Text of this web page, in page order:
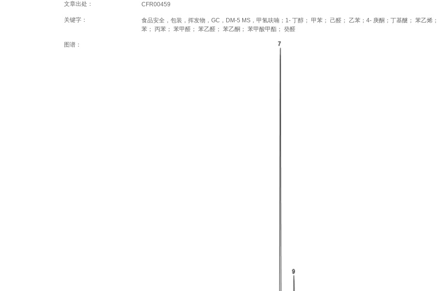
文章出处： CFR00459
关键字：
食品安全，包装，挥发物，GC，DM-5 MS，甲氢呋喃；1- 丁醇； 甲苯； 己醛； 乙苯；4- 庚酮；丁基醚； 苯乙烯
苯； 丙苯； 苯甲醛； 苯乙醛； 苯乙酮； 苯甲酸甲酯； 癸醛
图谱：